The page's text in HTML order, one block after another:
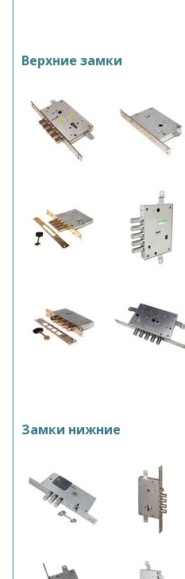
Верхние замки
Замки нижние